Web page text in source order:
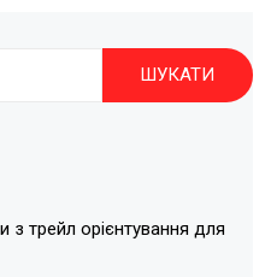
з трейл орієнтування для